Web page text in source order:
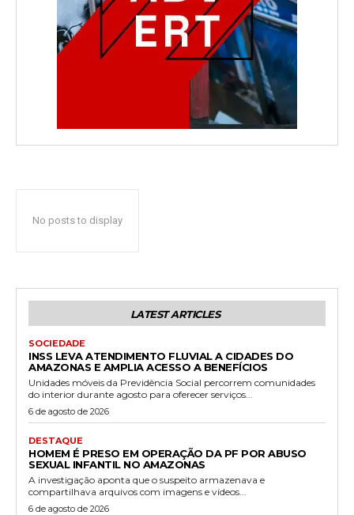
No posts to display
LATEST ARTICLES
SOCIEDADE
INSS LEVA ATENDIMENTO FLUVIAL A CIDADES DO
AMAZONAS E AMPLIA ACESSO A BENEFÍCIOS
Unidades móveis da Previdência Social percorrem comunidades
do interior durante agosto para oferecer serviços...
6 de agosto de 2026
DESTAQUE
HOMEM É PRESO EM OPERAÇÃO DA PF POR ABUSO
SEXUAL INFANTIL NO AMAZONAS
A investigação aponta que o suspeito armazenava e
compartilhava arquivos com imagens e vídeos...
6 de agosto de 2026